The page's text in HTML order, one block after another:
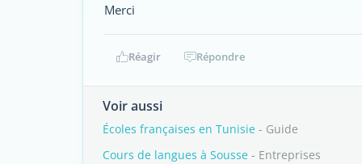
Merci
Réagir Répondre
Voir aussi
Écoles françaises en Tunisie - Guide
Cours de langues à Sousse - Entreprises